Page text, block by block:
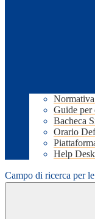
Guide per
Bacheca
Orario
Help Desk
Campo di ricerca per